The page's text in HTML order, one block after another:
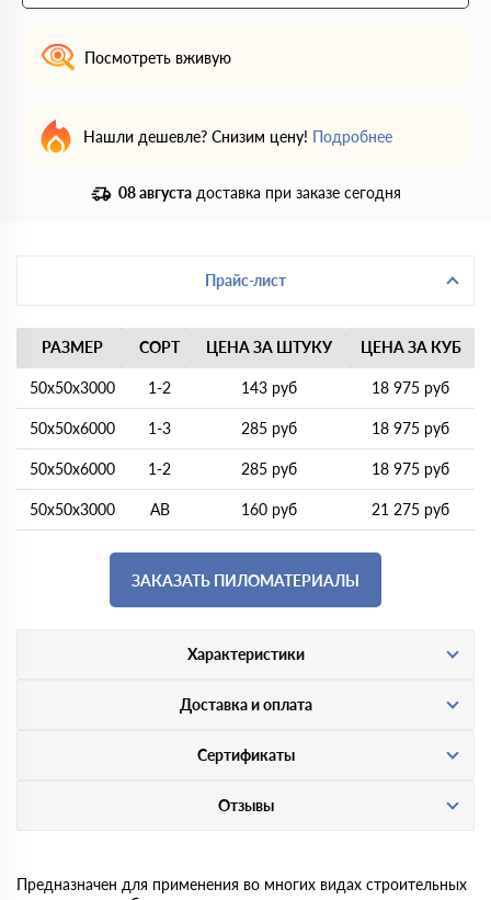
Посмотреть вживую
Нашли дешевле? Снизим цену! Подробнее
08 августа доставка при заказе сегодня
Прайс-лист
РАЗМЕР СОРТ ЦЕНА ЗА ШТУКУ ЦЕНА ЗА КУБ
50х50х3000 1-2 143 руб 18 975 руб
50х50х6000 1-3 285 руб 18 975 руб
50х50х6000 1-2 285 руб 18 975 руб
50х50х3000 АВ 160 руб 21 275 руб
ЗАКАЗАТЬ ПИЛОМАТЕРИАЛЫ
Характеристики
Доставка и оплата
Сертификаты
Отзывы
Предназначен для применения во многих видах строительных